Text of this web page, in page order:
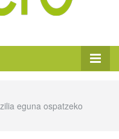
eguna ospatzeko